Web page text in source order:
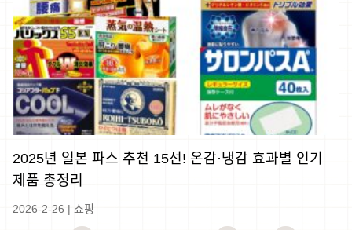
2025년 일본 파스 추천 15선! 온감·냉감 효과별 인기
제품 총정리
2026-2-26 | 쇼핑